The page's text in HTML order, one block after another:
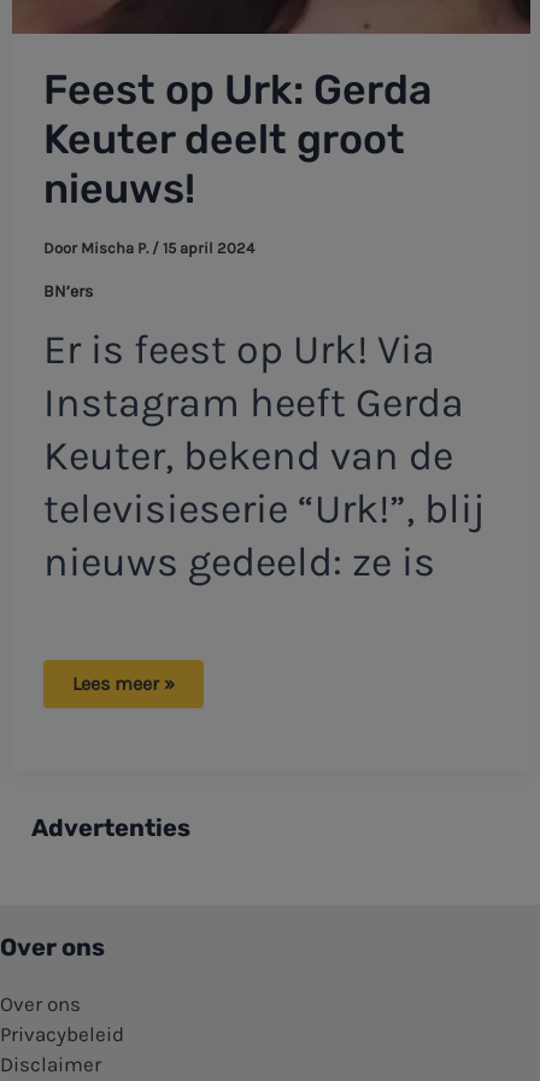
Feest op Urk: Gerda
Keuter deelt groot
nieuws!
Door Mischa P. / 15 april 2024
BN’ers
Er is feest op Urk! Via
Instagram heeft Gerda
Keuter, bekend van de
televisieserie “Urk!”, blij
nieuws gedeeld: ze is
Feest
nieuws!
Lees meer »
Advertenties
Over ons
Over ons
Privacybeleid
Disclaimer